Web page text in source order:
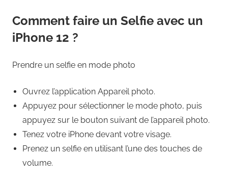
Comment faire un Selfie avec un
iPhone 12 ?
Prendre un selfie en mode photo
Ouvrez l’application Appareil photo.
Appuyez pour sélectionner le mode photo, puis
appuyez sur le bouton suivant de l’appareil photo.
Tenez votre iPhone devant votre visage.
Prenez un selfie en utilisant l’une des touches de
volume.